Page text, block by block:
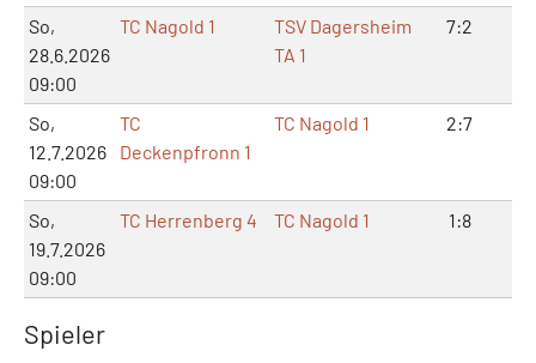
So,
28.6.2026
09:00
TC Nagold 1
TSV Dagersheim
TA 1
7:2
So,
12.7.2026
09:00
TC
Deckenpfronn 1
TC Nagold 1 2:7
So,
19.7.2026
09:00
TC Herrenberg 4 TC Nagold 1 1:8
Spieler